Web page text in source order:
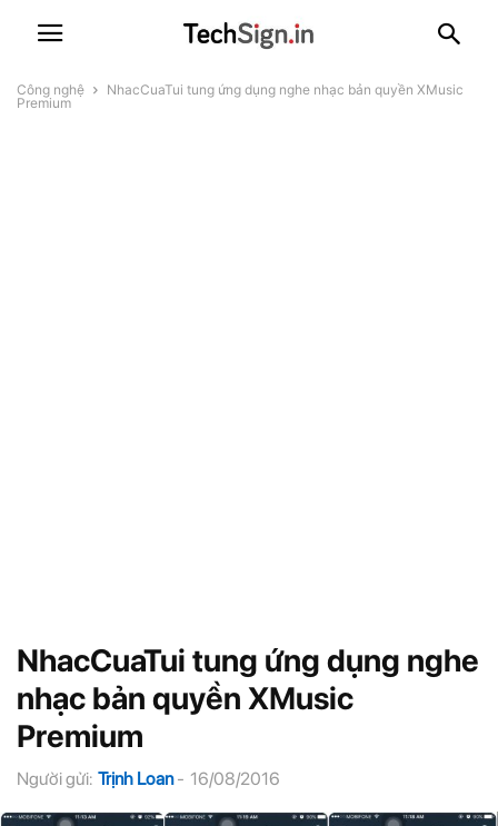
Công nghệ
NhacCuaTui tung ứng dụng nghe nhạc bản quyền XMusic
Premium
NhacCuaTui tung ứng dụng nghe
nhạc bản quyền XMusic
Premium
Người gửi: Trịnh Loan - 16/08/2016